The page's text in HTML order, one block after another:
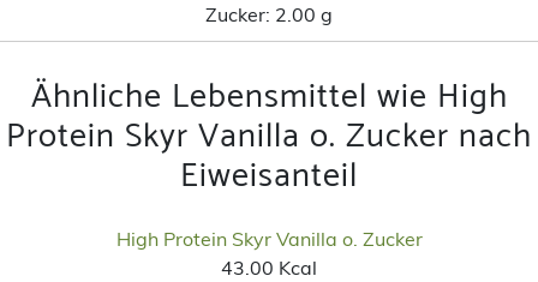
Zucker: 2.00 g
Ähnliche Lebensmittel wie High
Protein Skyr Vanilla o. Zucker nach
Eiweisanteil
High Protein Skyr Vanilla o. Zucker
43.00 Kcal